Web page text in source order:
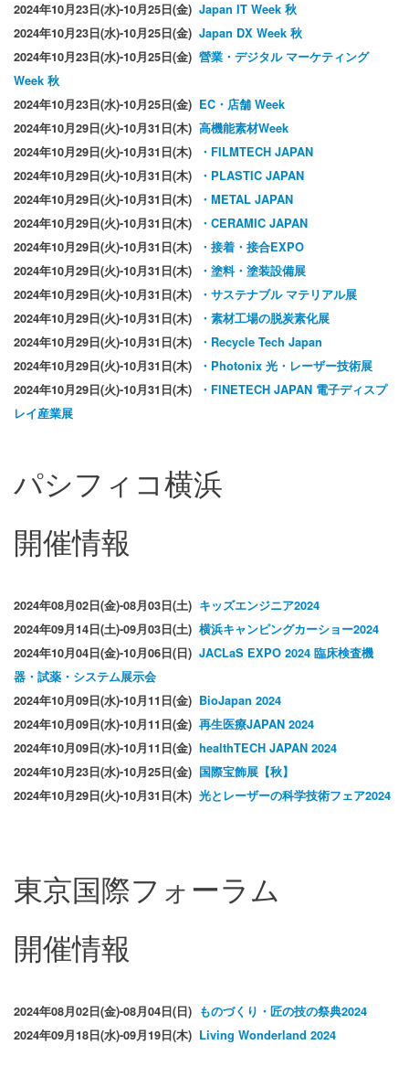
2024年10月23日(水)-10月25日(金) Japan IT Week 秋
2024年10月23日(水)-10月25日(金) Japan DX Week 秋
2024年10月23日(水)-10月25日(金) 營業・デジタル マーケティング
Week 秋
2024年10月23日(水)-10月25日(金) EC・店舗 Week
2024年10月29日(火)-10月31日(木) 高機能素材Week
2024年10月29日(火)-10月31日(木)
・FILMTECH JAPAN
2024年10月29日(火)-10月31日(木)
・PLASTIC JAPAN
2024年10月29日(火)-10月31日(木)
・METAL JAPAN
2024年10月29日(火)-10月31日(木)
・CERAMIC JAPAN
2024年10月29日(火)-10月31日(木)
・接着・接合EXPO
2024年10月29日(火)-10月31日(木)
・塗料・塗装設備展
2024年10月29日(火)-10月31日(木)
・サステナブル マテリアル展
2024年10月29日(火)-10月31日(木)
・素材工場の脱炭素化展
2024年10月29日(火)-10月31日(木)
・Recycle Tech Japan
2024年10月29日(火)-10月31日(木)
・Photonix 光・レーザー技術展
2024年10月29日(火)-10月31日(木)
・FINETECH JAPAN 電子ディスプ
レイ産業展
パシフィコ横浜
開催情報
2024年08月02日(金)-08月03日(土) キッズエンジニア2024
2024年09月14日(土)-09月03日(土) 横浜キャンピングカーショー2024
2024年10月04日(金)-10月06日(日) JACLaS EXPO 2024 臨床検査機
器・試薬・システム展示会
2024年10月09日(水)-10月11日(金) BioJapan 2024
2024年10月09日(水)-10月11日(金) 再生医療JAPAN 2024
2024年10月09日(水)-10月11日(金) healthTECH JAPAN 2024
2024年10月23日(水)-10月25日(金) 国際宝飾展【秋】
2024年10月29日(火)-10月31日(木) 光とレーザーの科学技術フェア2024
東京国際フォーラム
開催情報
2024年08月02日(金)-08月04日(日) ものづくり・匠の技の祭典2024
2024年09月18日(水)-09月19日(木) Living Wonderland 2024